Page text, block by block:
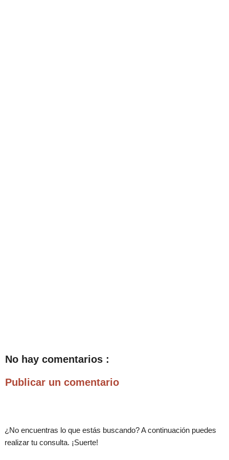
No hay comentarios :
Publicar un comentario
¿No encuentras lo que estás buscando? A continuación puedes
realizar tu consulta. ¡Suerte!